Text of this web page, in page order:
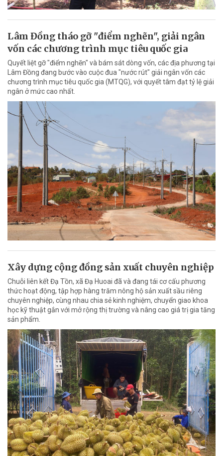
Lâm Đồng tháo gỡ "điểm nghẽn", giải ngân
vốn các chương trình mục tiêu quốc gia
Quyết liệt gỡ "điểm nghẽn" và bám sát dòng vốn, các địa phương tại
Lâm Đồng đang bước vào cuộc đua "nước rút" giải ngân vốn các
chương trình mục tiêu quốc gia (MTQG), với quyết tâm đạt tỷ lệ giải
ngân ở mức cao nhất.
Xây dựng cộng đồng sản xuất chuyên nghiệp
Chuỗi liên kết Đạ Tồn, xã Đạ Huoai đã và đang tái cơ cấu phương
thức hoạt động, tập hợp hàng trăm nông hộ sản xuất sầu riêng
chuyên nghiệp, cùng nhau chia sẻ kinh nghiệm, chuyển giao khoa
học kỹ thuật gắn với mở rộng thị trường và nâng cao giá trị gia tăng
sản phẩm.